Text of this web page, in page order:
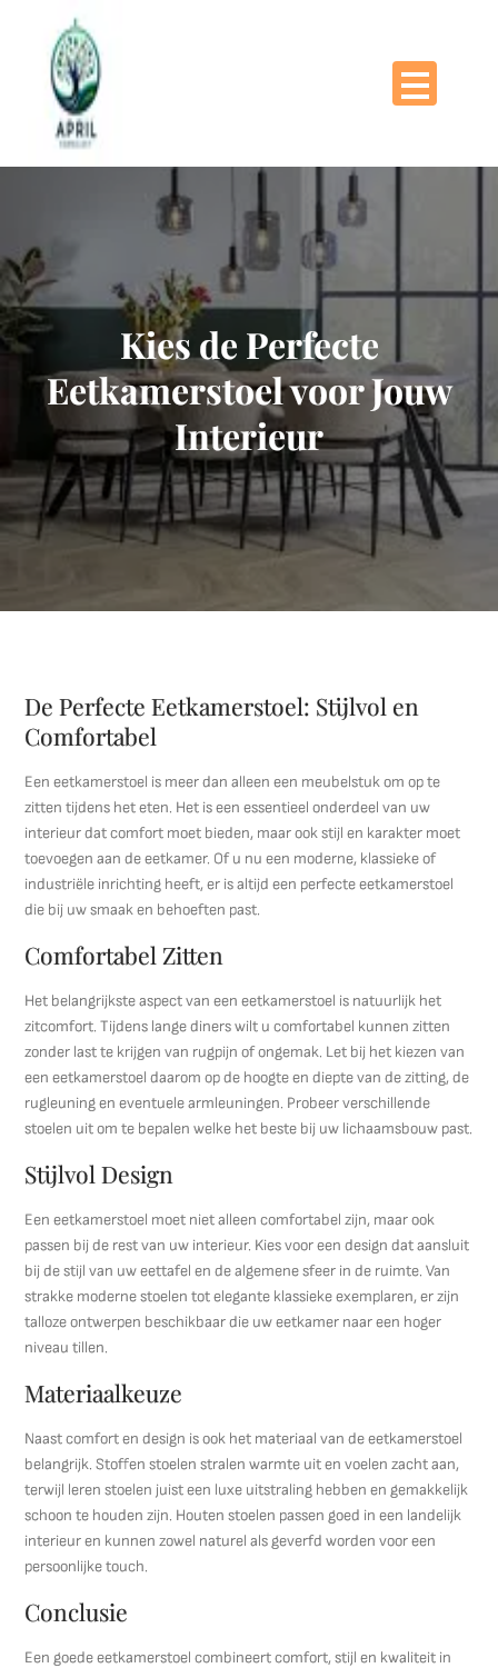
Kies de Perfecte
Eetkamerstoel voor Jouw
Interieur
De Perfecte Eetkamerstoel: Stijlvol en
Comfortabel
Een eetkamerstoel is meer dan alleen een meubelstuk om op te
zitten tijdens het eten. Het is een essentieel onderdeel van uw
interieur dat comfort moet bieden, maar ook stijl en karakter moet
toevoegen aan de eetkamer. Of u nu een moderne, klassieke of
industriële inrichting heeft, er is altijd een perfecte eetkamerstoel
die bij uw smaak en behoeften past.
Comfortabel Zitten
Het belangrijkste aspect van een eetkamerstoel is natuurlijk het
zitcomfort. Tijdens lange diners wilt u comfortabel kunnen zitten
zonder last te krijgen van rugpijn of ongemak. Let bij het kiezen van
een eetkamerstoel daarom op de hoogte en diepte van de zitting, de
rugleuning en eventuele armleuningen. Probeer verschillende
stoelen uit om te bepalen welke het beste bij uw lichaamsbouw past.
Stijlvol Design
Een eetkamerstoel moet niet alleen comfortabel zijn, maar ook
passen bij de rest van uw interieur. Kies voor een design dat aansluit
bij de stijl van uw eettafel en de algemene sfeer in de ruimte. Van
strakke moderne stoelen tot elegante klassieke exemplaren, er zijn
talloze ontwerpen beschikbaar die uw eetkamer naar een hoger
niveau tillen.
Materiaalkeuze
Naast comfort en design is ook het materiaal van de eetkamerstoel
belangrijk. Stoffen stoelen stralen warmte uit en voelen zacht aan,
terwijl leren stoelen juist een luxe uitstraling hebben en gemakkelijk
schoon te houden zijn. Houten stoelen passen goed in een landelijk
interieur en kunnen zowel naturel als geverfd worden voor een
persoonlijke touch.
Conclusie
Een goede eetkamerstoel combineert comfort, stijl en kwaliteit in